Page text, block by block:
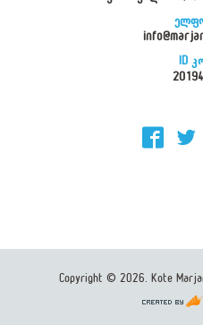
ID
Copyright © 2026. Kote